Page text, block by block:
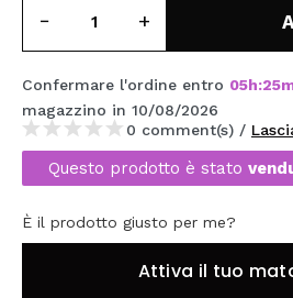
MAQUIFARMA
TRAVEL SIZE
NATURE
SPECIALE
Confermare l'ordine entro 05h:25
magazzino in 10/08/2026
0 comment(s) /
Questo prodotto è stato
È il prodotto giusto per me?
Attiva il tuo